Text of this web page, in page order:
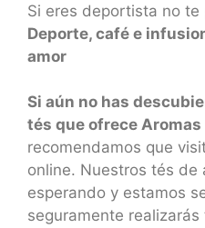
Si eres deportista no te
Deporte, café e
amor
Si aún no has
tés que ofrece Aromas
recomendamos que
online. Nuestros tés
esperando y estamos
seguramente